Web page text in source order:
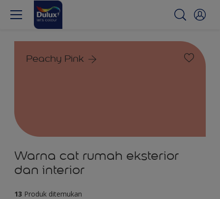
Peachy Pink
Warna cat rumah eksterior
dan interior
13 Produk ditemukan